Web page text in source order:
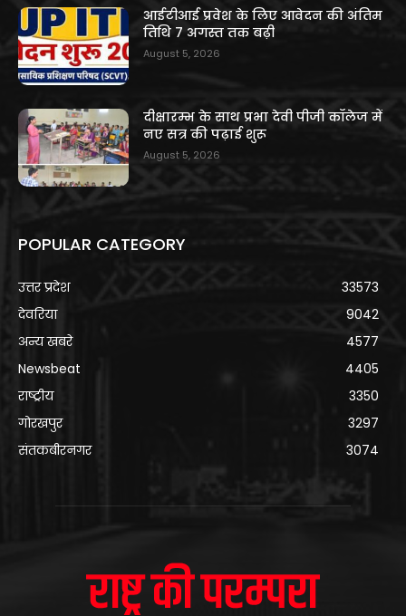
आईटीआई प्रवेश के लिए आवेदन की अंतिम
तिथि 7 अगस्त तक बढ़ी
August 5, 2026
दीक्षारम्भ के साथ प्रभा देवी पीजी कॉलेज में
नए सत्र की पढ़ाई शुरू
August 5, 2026
POPULAR CATEGORY
उत्तर प्रदेश
33573
देवरिया
9042
अन्य खबरे
4577
Newsbeat
4405
राष्ट्रीय
3350
गोरखपुर
3297
संतकबीरनगर
3074